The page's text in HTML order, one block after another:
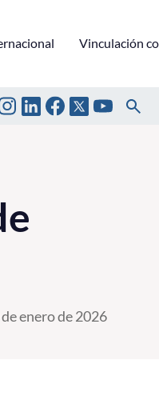
Vinculación
enero de 2026